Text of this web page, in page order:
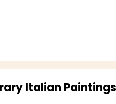
Italian Paintings